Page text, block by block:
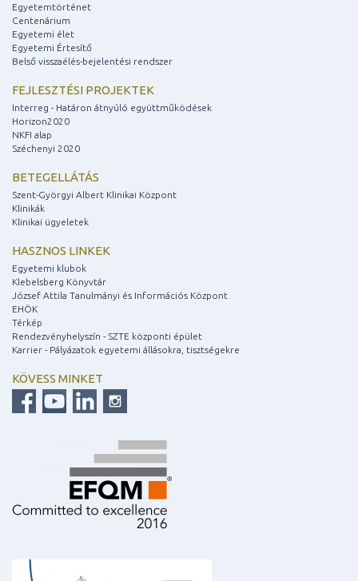
Egyetemtörténet
Centenárium
Egyetemi élet
Egyetemi Értesítő
Belső visszaélés-bejelentési rendszer
FEJLESZTÉSI PROJEKTEK
Interreg - Határon átnyúló együttműködések
Horizon2020
NKFI alap
Széchenyi 2020
BETEGELLÁTÁS
Szent-Györgyi Albert Klinikai Központ
Klinikák
Klinikai ügyeletek
HASZNOS LINKEK
Egyetemi klubok
Klebelsberg Könyvtár
József Attila Tanulmányi és Információs Központ
EHÖK
Térkép
Rendezvényhelyszín - SZTE központi épület
Karrier - Pályázatok egyetemi állásokra, tisztségekre
KÖVESS MINKET